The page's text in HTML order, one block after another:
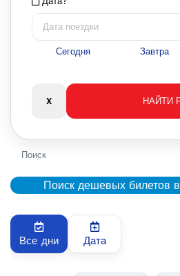
Сегодня Завтра
Поиск
Поиск дешевых билетов в
Все дни Дата